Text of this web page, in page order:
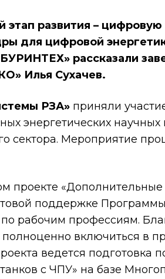
этап развития –
для цифровой
рассказали
Илья Сухачев.
РЗА» приняли
энергетических
сектора. Мероприятие
проекте
поддержке
рабочим профессиям.
включиться в
ведется подготовка
с ЧПУ» на базе